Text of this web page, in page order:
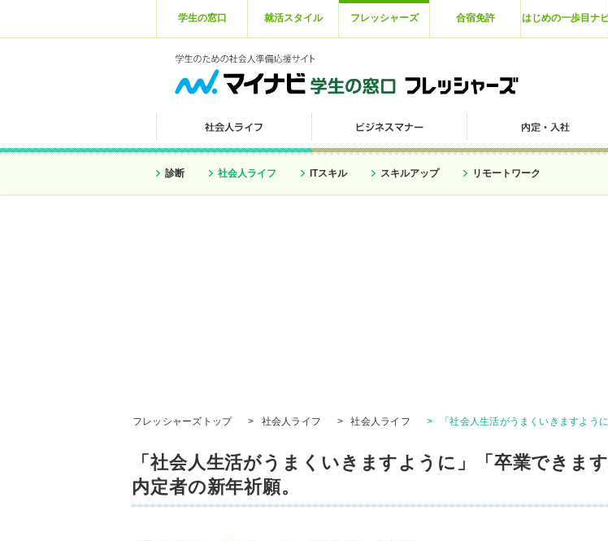
学生の窓口 就活スタイル フレッシャーズ 合宿免許 はじめの一歩目ナ
診断 社会人ライフ ITスキル スキルアップ リモートワーク
フレッシャーズトップ > 社会人ライフ > 社会人ライフ > 「社会人生活がうまくいきますよう
「社会人生活がうまくいきますように」「卒業できます
内定者の新年祈願。